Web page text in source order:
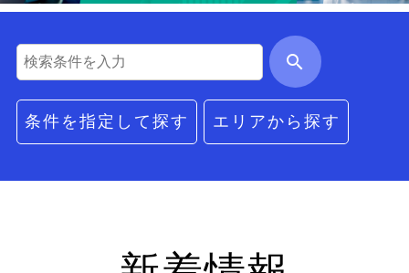
search
条件を指定して探す エリアから探す